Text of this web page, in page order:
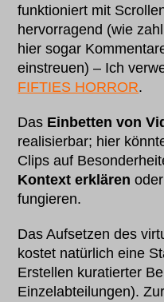
funktioniert mit
hervorragend (wie
hier sogar
einstreuen) – Ich
FIFTIES HORROR.
Das Einbetten von
realisierbar; hier
Clips auf
Kontext erklären
fungieren.
Das Aufsetzen des
kostet natürlich eine
Erstellen kuratierter
Einzelabteilungen).